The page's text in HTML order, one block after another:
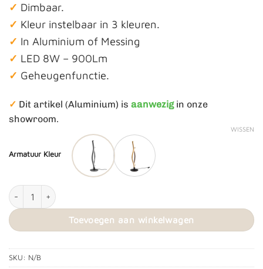
✓ Dimbaar.
✓ Kleur instelbaar in 3 kleuren.
✓ In Aluminium of Messing
✓ LED 8W – 900Lm
✓ Geheugenfunctie.
✓ Dit artikel (Aluminium) is aanwezigin onze
showroom.
Armatuur Kleur
WISSEN
Tafellamp ‘Blazz’ LED aantal
Toevoegen aan winkelwagen
SKU: N/B